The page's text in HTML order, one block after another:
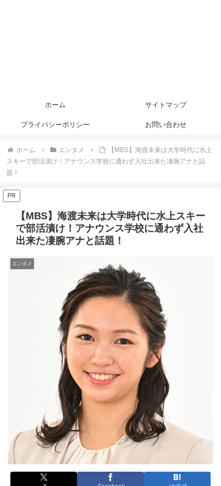
ホーム サイトマップ
プライバシーポリシー お問い合わせ
ホーム エンタメ
【MBS】海渡未来は大学時代に水上
スキーで部活漬け！アナウンス学校に通わず入社出来た凄腕アナと話
題！
PR
【MBS】海渡未来は大学時代に水上スキー
で部活漬け！アナウンス学校に通わず入社
出来た凄腕アナと話題！
エンタメ